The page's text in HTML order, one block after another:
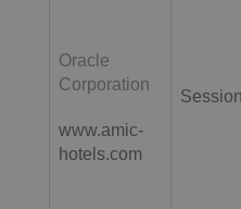
Oracle
Corporation
www.amic-
hotels.com